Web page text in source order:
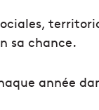
sa chance.
année